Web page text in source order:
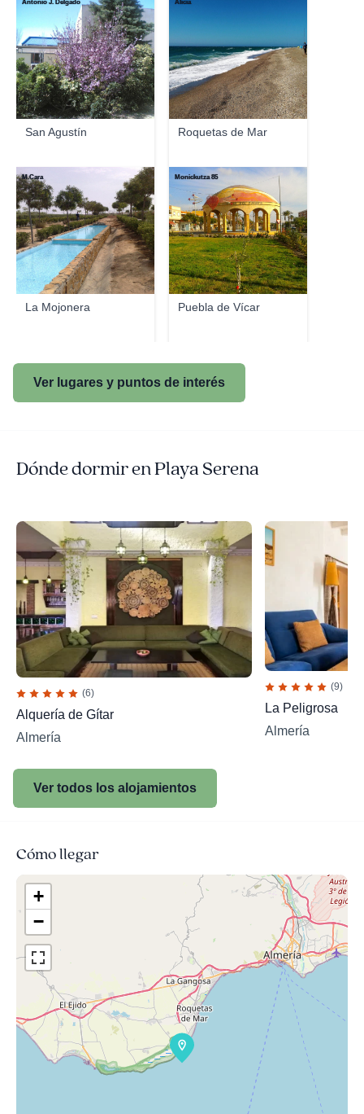
San Agustín
Antonio J. Delgado
Roquetas de Mar
Alicia
La Mojonera
M.Cara
Puebla de Vícar
Monickutza 85
Ver lugares y puntos de interés
Dónde dormir en Playa Serena
(6)
Alquería de Gítar
Almería
(9)
La Peligrosa
Almería
Ver todos los alojamientos
Cómo llegar
+
−